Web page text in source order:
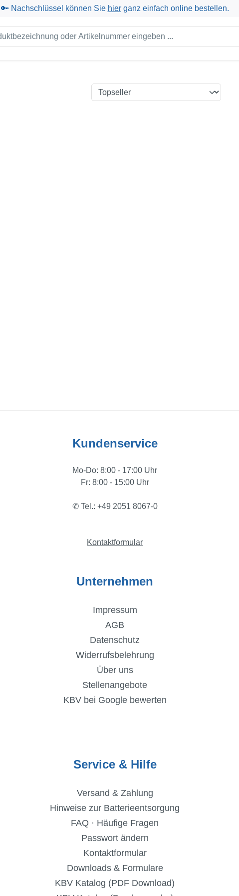
🔑 Nachschlüssel können Sie hierganz einfach online bestellen.
Kundenservice
Mo-Do: 8:00 - 17:00 Uhr
Fr: 8:00 - 15:00 Uhr
✆ Tel.: +49 2051 8067-0
Kontaktformular
Unternehmen
Impressum
AGB
Datenschutz
Widerrufsbelehrung
Über uns
Stellenangebote
KBV bei Google bewerten
Service & Hilfe
Versand & Zahlung
Hinweise zur Batterieentsorgung
FAQ · Häufige Fragen
Passwort ändern
Kontaktformular
Downloads & Formulare
KBV Katalog (PDF Download)